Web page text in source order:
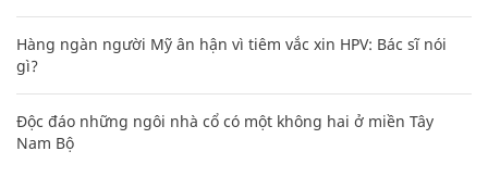
Hàng ngàn người Mỹ ân hận vì tiêm vắc xin HPV: Bác sĩ nói
gì?
Độc đáo những ngôi nhà cổ có một không hai ở miền Tây
Nam Bộ